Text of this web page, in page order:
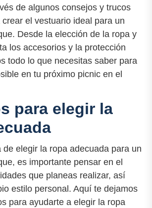
de algunos consejos y trucos
el vestuario ideal para un
Desde la elección de la ropa y
los accesorios y la protección
todo lo que necesitas saber para
en tu próximo picnic en el
para elegir la
de elegir la ropa adecuada para un
es importante pensar en el
que planeas realizar, así
estilo personal. Aquí te dejamos
para ayudarte a elegir la ropa